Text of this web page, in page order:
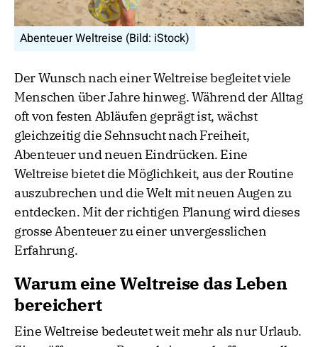
Abenteuer Weltreise (Bild: iStock)
Der Wunsch nach einer Weltreise begleitet viele
Menschen über Jahre hinweg. Während der Alltag
oft von festen Abläufen geprägt ist, wächst
gleichzeitig die Sehnsucht nach Freiheit,
Abenteuer und neuen Eindrücken. Eine
Weltreise bietet die Möglichkeit, aus der Routine
auszubrechen und die Welt mit neuen Augen zu
entdecken. Mit der richtigen Planung wird dieses
grosse Abenteuer zu einer unvergesslichen
Erfahrung.
Warum eine Weltreise das Leben
bereichert
Eine Weltreise bedeutet weit mehr als nur Urlaub.